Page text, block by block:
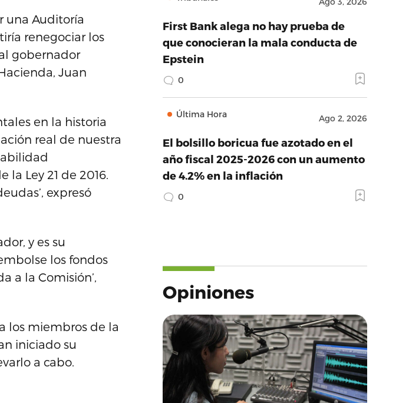
una Auditoría
renegociar los
gobernador
Juan
en la historia
real de nuestra
la Ley 21 de 2016.
expresó
y es su
los fondos
a la Comisión’,
los miembros de la
iniciado su
a cabo.
First Bank alega no hay prueba de
que conocieran la mala conducta de
Epstein
0
Última Hora Ago 2, 2026
El bolsillo boricua fue azotado en el
año fiscal 2025-2026 con un aumento
de 4.2% en la inflación
0
Opiniones